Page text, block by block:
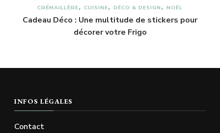
CRÉMAILLÈRE CUISINE DÉCO & DESIGN NOËL
Cadeau Déco : Une multitude de stickers pour
décorer votre Frigo
INFOS LÉGALES
Contact